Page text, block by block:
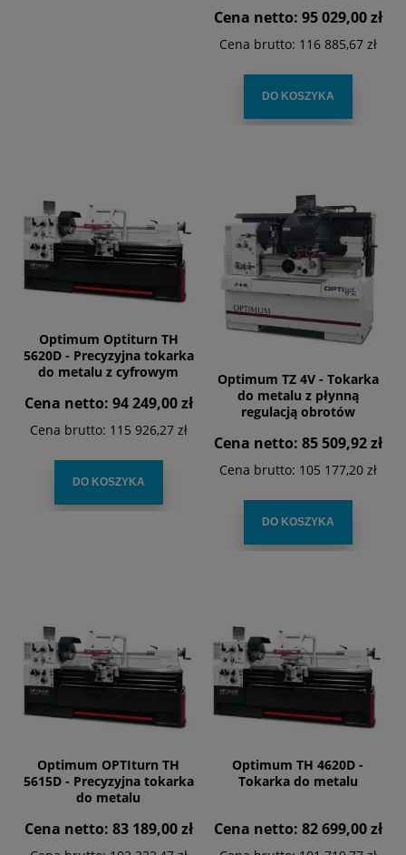
Cena netto: 95 029,00 zł
Cena brutto: 116 885,67 zł
DO KOSZYKA
Optimum Optiturn TH
5620D - Precyzyjna tokarka
do metalu z cyfrowym
DPA 21
Cena netto: 94 249,00 zł
Cena brutto: 115 926,27 zł
DO KOSZYKA
Optimum TZ 4V - Tokarka
do metalu z płynną
regulacją obrotów
Cena netto: 85 509,92 zł
Cena brutto: 105 177,20 zł
DO KOSZYKA
Optimum OPTIturn TH
5615D - Precyzyjna tokarka
do metalu
Cena netto: 83 189,00 zł
Optimum TH 4620D -
Tokarka do metalu
Cena netto: 82 699,00 zł